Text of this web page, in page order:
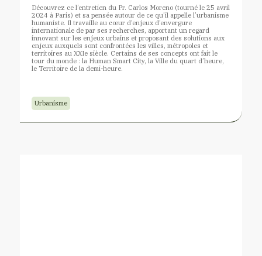
Découvrez ce l’entretien du Pr. Carlos Moreno (tourné le 25 avril
2024 à Paris) et sa pensée autour de ce qu’il appelle l’urbanisme
humaniste. Il travaille au cœur d’enjeux d’envergure
internationale de par ses recherches, apportant un regard
innovant sur les enjeux urbains et proposant des solutions aux
enjeux auxquels sont confrontées les villes, métropoles et
territoires au XXIe siècle. Certains de ses concepts ont fait le
tour du monde : la Human Smart City, la Ville du quart d’heure,
le Territoire de la demi-heure.
Urbanisme